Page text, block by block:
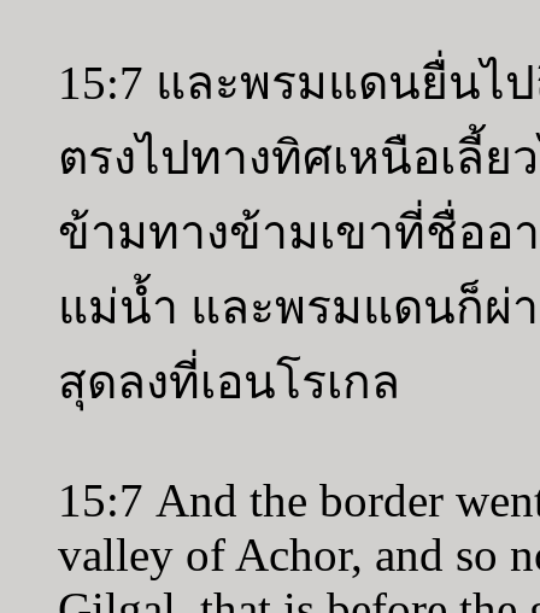
15:7 และพรมแดนยื่นไ
ตรงไปทางทิศเหนือเลี้ย
ข้ามทางข้ามเขาที่ชื่ออ
แม่น้ำ และพรมแดนก็ผ่
สุดลงที่เอนโรเกล
15:7 And the border
valley of Achor, and so